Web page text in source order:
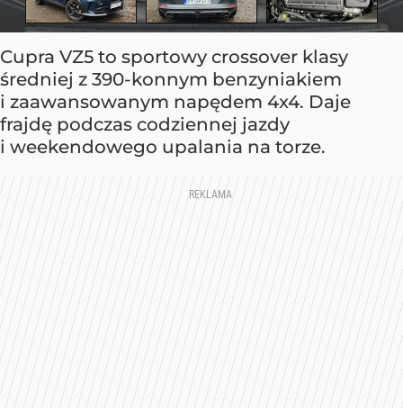
Cupra VZ5 to sportowy crossover klasy
średniej z 390-konnym benzyniakiem
i zaawansowanym napędem 4x4. Daje
frajdę podczas codziennej jazdy
i weekendowego upalania na torze.